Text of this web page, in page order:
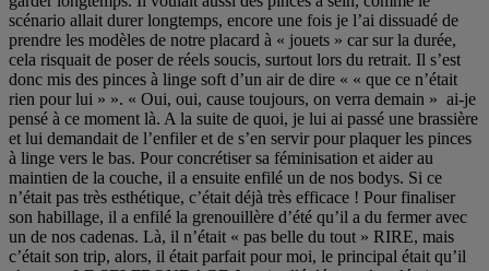
scénario allait durer longtemps, encore une fois je l’ai dissuadé de
prendre les modèles de notre placard à « jouets » car sur la durée,
cela risquait de poser de réels soucis, surtout lors du retrait. Il s’est
donc mis des pinces à linge soft d’un air de dire « « que ce n’était
rien pour lui » ». « Oui, oui, cause toujours, on verra demain » ai-je
pensé à ce moment là. A la suite de quoi, je lui ai passé une brassière
et lui demandait de l’enfiler et de s’en servir pour plaquer les pinces
à linge vers le bas. Pour concrétiser sa féminisation et aider au
maintien de la couche, il a ensuite enfilé un de nos bodys. Si ce
n’était pas très esthétique, c’était déjà très efficace ! Pour finaliser
son habillage, il a enfilé la grenouillère d’été qu’il a du fermer avec
un de nos cadenas. Là, il n’était « pas belle du tout » RIRE, mais
c’était son trip, alors, il était parfait pour moi, le principal était qu’il